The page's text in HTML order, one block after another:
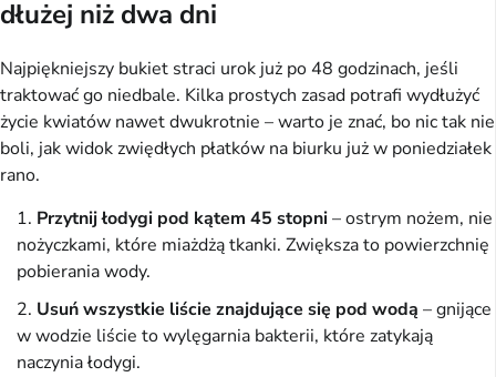
dłużej niż dwa dni
Najpiękniejszy bukiet straci urok już po 48 godzinach, jeśli
traktować go niedbale. Kilka prostych zasad potrafi wydłużyć
życie kwiatów nawet dwukrotnie – warto je znać, bo nic tak nie
boli, jak widok zwiędłych płatków na biurku już w poniedziałek
rano.
Przytnij łodygi pod kątem 45 stopni– ostrym nożem, nie
nożyczkami, które miażdżą tkanki. Zwiększa to powierzchnię
pobierania wody.
Usuń wszystkie liście znajdujące się pod wodą – gnijące
w wodzie liście to wylęgarnia bakterii, które zatykają
naczynia łodygi.